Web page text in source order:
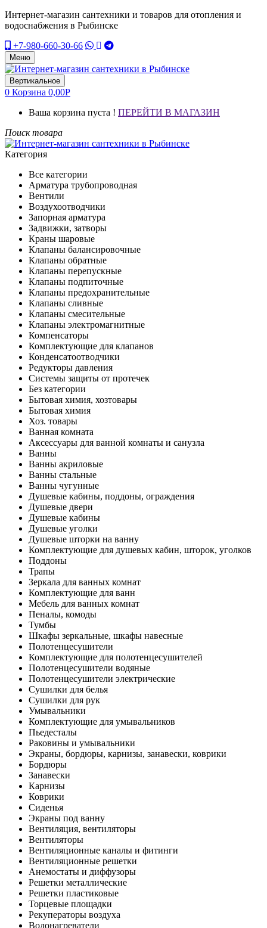
Интернет-магазин сантехники и товаров для отопления и
водоснабжения в Рыбинске
+7-980-660-30-66
Меню
Вертикальное
0 Корзина 0,00Р
Ваша корзина пуста ! ПЕРЕЙТИ В МАГАЗИН
Поиск товара
Категория
Все категории
Арматура трубопроводная
Вентили
Воздухоотводчики
Запорная арматура
Задвижки, затворы
Краны шаровые
Клапаны балансировочные
Клапаны обратные
Клапаны перепускные
Клапаны подпиточные
Клапаны предохранительные
Клапаны сливные
Клапаны смесительные
Клапаны электромагнитные
Компенсаторы
Комплектующие для клапанов
Конденсатоотводчики
Редукторы давления
Системы защиты от протечек
Без категории
Бытовая химия, хозтовары
Бытовая химия
Хоз. товары
Ванная комната
Аксессуары для ванной комнаты и санузла
Ванны
Ванны акриловые
Ванны стальные
Ванны чугунные
Душевые кабины, поддоны, ограждения
Душевые двери
Душевые кабины
Душевые уголки
Душевые шторки на ванну
Комплектующие для душевых кабин, шторок, уголков
Поддоны
Трапы
Зеркала для ванных комнат
Комплектующие для ванн
Мебель для ванных комнат
Пеналы, комоды
Тумбы
Шкафы зеркальные, шкафы навесные
Полотенцесушители
Комплектующие для полотенцесушителей
Полотенцесушители водяные
Полотенцесушители электрические
Сушилки для белья
Сушилки для рук
Умывальники
Комплектующие для умывальников
Пьедесталы
Раковины и умывальники
Экраны, бордюры, карнизы, занавески, коврики
Бордюры
Занавески
Карнизы
Коврики
Сиденья
Экраны под ванну
Вентиляция, вентиляторы
Вентиляторы
Вентиляционные каналы и фитинги
Вентиляционные решетки
Анемостаты и диффузоры
Решетки металлические
Решетки пластиковые
Торцевые площадки
Рекуператоры воздуха
Водонагреватели